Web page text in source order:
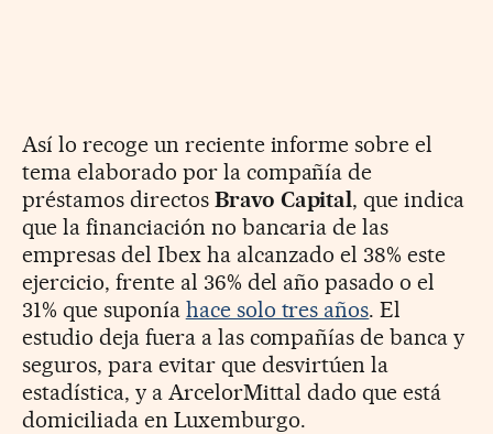
Así lo recoge un reciente informe sobre el
tema elaborado por la compañía de
préstamos directosBravo Capital, que indica
que la financiación no bancaria de las
empresas del Ibex ha alcanzado el 38% este
ejercicio, frente al 36% del año pasado o el
31% que suponía hace solo tres años. El
estudio deja fuera a las compañías de banca y
seguros, para evitar que desvirtúen la
estadística, y a ArcelorMittal dado que está
domiciliada en Luxemburgo.